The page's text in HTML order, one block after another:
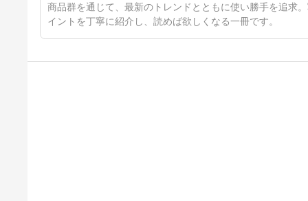
商品群を通じて、最新のトレンドとともに使い勝手を追求
イントを丁寧に紹介し、読めば欲しくなる一冊です。